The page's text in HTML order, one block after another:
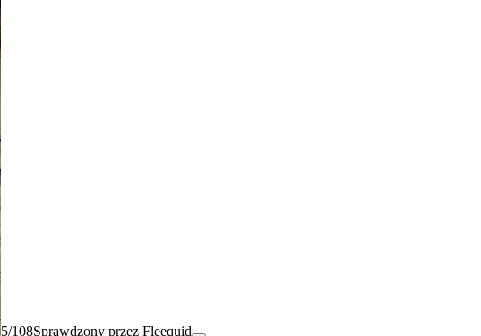
5/108Sprawdzony przez Fleequid